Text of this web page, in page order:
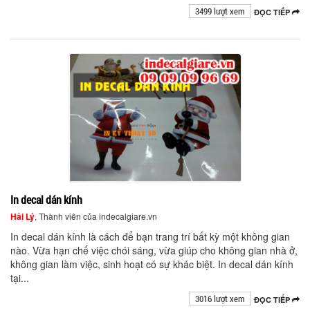
ĐỌC TIẾP
3499 lượt xem
In decal dán kính
Hải Lý, Thành viên của indecalgiare.vn
In decal dán kính là cách để bạn trang trí bất kỳ một không gian
nào. Vừa hạn chế việc chói sáng, vừa giúp cho không gian nhà ở,
không gian làm việc, sinh hoạt có sự khác biệt. In decal dán kính
tại...
ĐỌC TIẾP
3016 lượt xem